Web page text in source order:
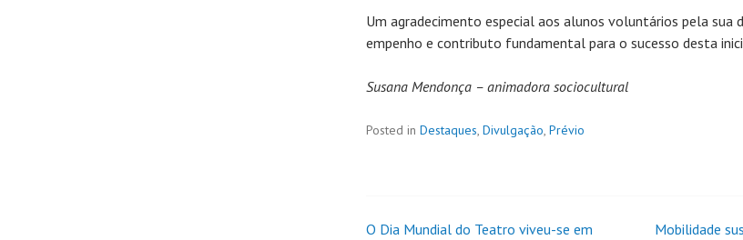
Um agradecimento especial aos alunos voluntários pela sua
empenho e contributo fundamental para o sucesso desta
Susana Mendonça – animadora sociocultural
Posted in Destaques, Divulgação, Prévio
O Dia Mundial do Teatro viveu-se em
Mobilidade